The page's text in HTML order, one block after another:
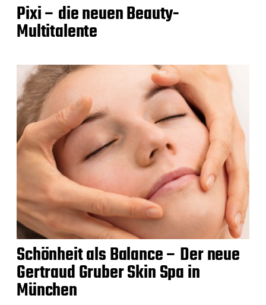
Pixi – die neuen Beauty-
Multitalente
Schönheit als Balance – Der neue
Gertraud Gruber Skin Spa in
München